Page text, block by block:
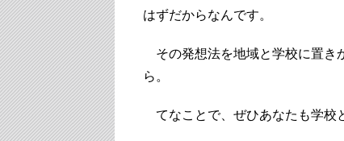
はずだからなんです。
その発想法を地域と学校に置き
ら。
てなことで、ぜひあなたも学校